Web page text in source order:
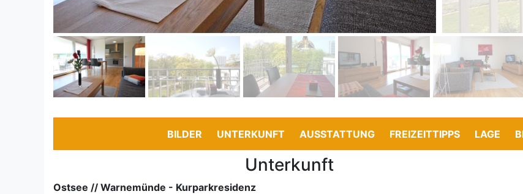
BILDER UNTERKUNFT AUSSTATTUNG FREIZEITTIPPS LAGE
Unterkunft
Ostsee // Warnemünde - Kurparkresidenz